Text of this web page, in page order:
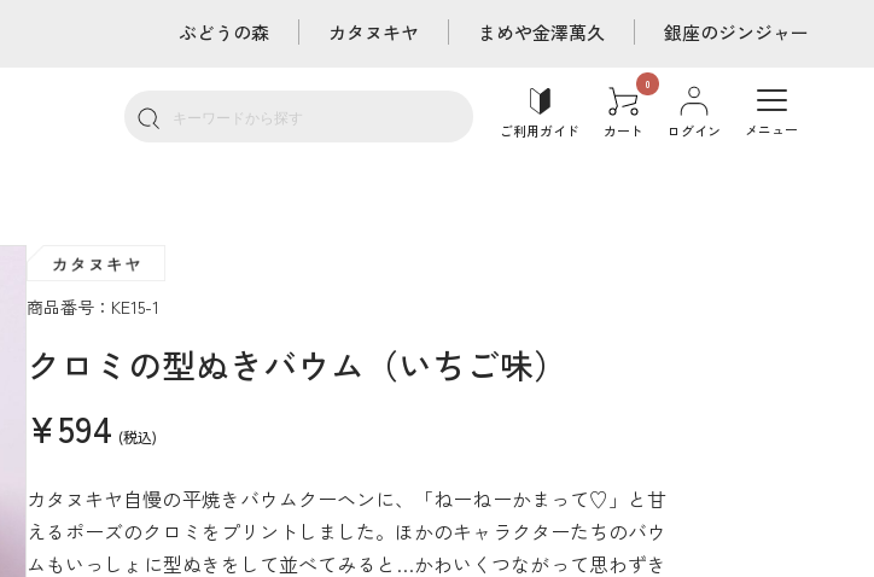
ぶどうの森 カタヌキヤ まめや金澤萬久 銀座のジンジャー
ご利用ガイド カート ログイン メニュー
商品番号：KE15-1
クロミの型ぬきバウム（いちご味）
¥594 (税込)
カタヌキヤ自慢の平焼きバウムクーヘンに、「ねーねーかまって♡」と甘
えるポーズのクロミをプリントしました。ほかのキャラクターたちのバウ
ムもいっしょに型ぬきをして並べてみると…かわいくつながって思わずき